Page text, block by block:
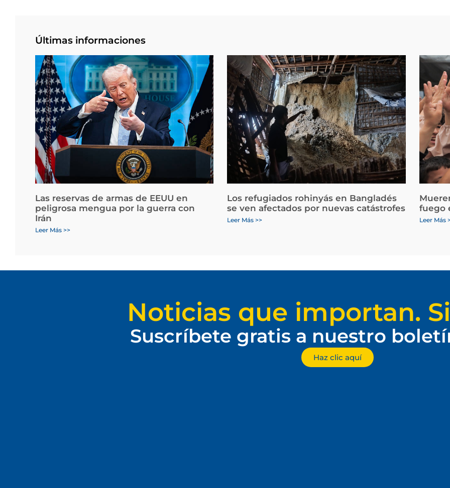
Últimas informaciones
Las reservas de armas de EEUU en
peligrosa mengua por la guerra con
Irán
Leer Más >>
Los refugiados rohinyás en Bangladés
se ven afectados por nuevas catástrofes
Leer Más >>
fuego
Leer Más
Noticias que importan.
Suscríbete gratis a nuestro
Haz clic aquí